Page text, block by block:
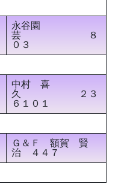
永谷園
芸 ８
０３
中村 喜
久 ２３
６１０１
Ｇ＆Ｆ 額賀 賢
治 ４４７